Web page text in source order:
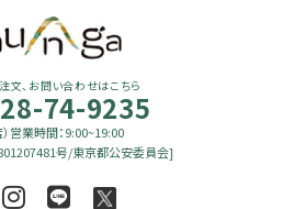
文、お問い合わせはこちら
74-9235
）営業時間：9:00~19:00
号/東京都公安委員会]